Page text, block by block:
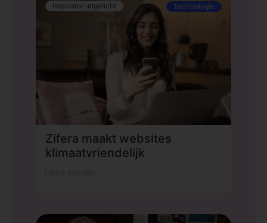
Inspirator uitgelicht Technologie
Zifera maakt websites
klimaatvriendelijk